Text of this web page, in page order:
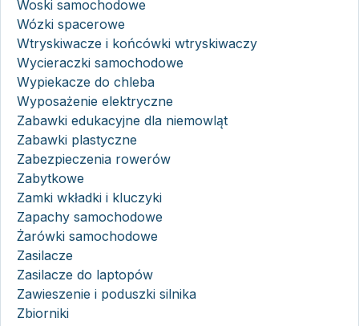
Woski samochodowe
Wózki spacerowe
Wtryskiwacze i końcówki wtryskiwaczy
Wycieraczki samochodowe
Wypiekacze do chleba
Wyposażenie elektryczne
Zabawki edukacyjne dla niemowląt
Zabawki plastyczne
Zabezpieczenia rowerów
Zabytkowe
Zamki wkładki i kluczyki
Zapachy samochodowe
Żarówki samochodowe
Zasilacze
Zasilacze do laptopów
Zawieszenie i poduszki silnika
Zbiorniki